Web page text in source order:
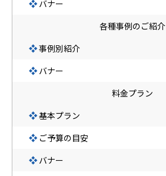
❖バナー
各種事例のご紹介
❖事例別紹介
❖バナー
料金プラン
❖基本プラン
❖ ご予算の目安
❖バナー